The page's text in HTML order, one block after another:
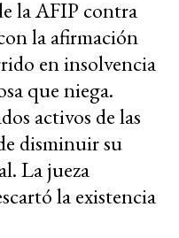
la AFIP contra
la afirmación
en insolvencia
que niega.
activos de las
disminuir su
La jueza
la existencia